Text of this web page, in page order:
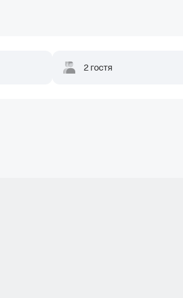
2 гостя